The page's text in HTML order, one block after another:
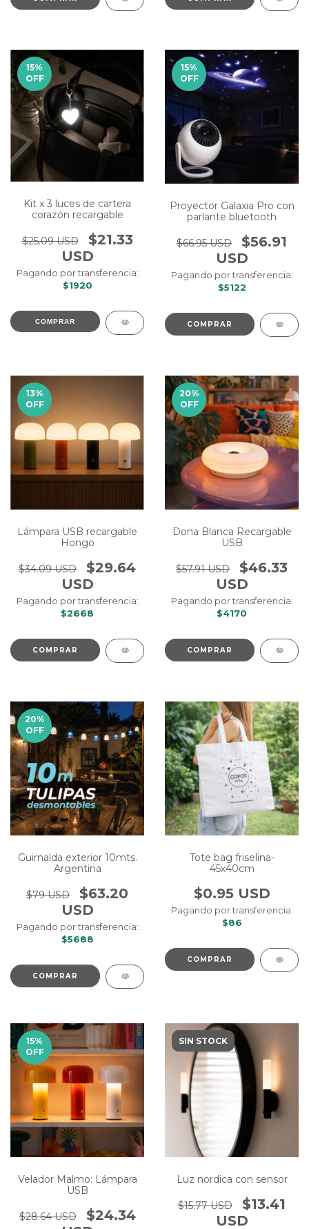
15%
OFF
Kit x 3 luces de cartera
corazón recargable
$25.09 USD
$21.33
USD
Pagando por transferencia:
$1920
COMPRAR
15%
OFF
Proyector Galaxia Pro con
parlante bluetooth
$66.95 USD
$56.91
USD
Pagando por transferencia:
$5122
13%
OFF
Lámpara USB recargable
Hongo
$34.09 USD
$29.64
USD
Pagando por transferencia:
$2668
COMPRAR
20%
OFF
Dona Blanca Recargable
USB
$57.91 USD
$46.33
USD
Pagando por transferencia:
$4170
20%
OFF
Guirnalda exterior 10mts.
Argentina
$79 USD
$63.20
USD
Pagando por transferencia:
$5688
COMPRAR
Tote bag friselina-
45x40cm
$0.95 USD
Pagando por transferencia:
$86
15%
OFF
Velador Malmo: Lámpara
USB
$28.64 USD
$24.34
SIN STOCK
Luz nordica con sensor
$15.77 USD
$13.41
USD